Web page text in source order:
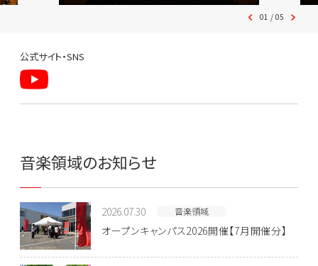
01 / 05
公式サイト・SNS
音楽領域のお知らせ
2026.07.30 音楽領域
オープンキャンパス2026開催【7月開催分】